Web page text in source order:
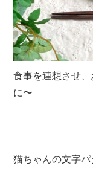
食事を連想させ
に〜
猫ちゃんの文字パ